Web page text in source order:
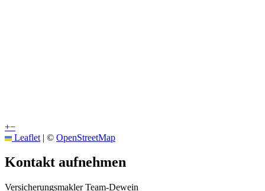
+−
Leaflet | © OpenStreetMap
Kontakt aufnehmen
Versicherungsmakler Team-Dewein